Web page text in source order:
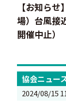
【お知ら
場）台風接
開催中止）
協会ニュー
2024/08/15